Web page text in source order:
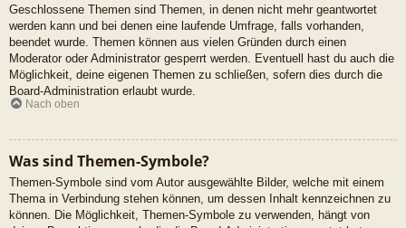
Geschlossene Themen sind Themen, in denen nicht mehr geantwortet
werden kann und bei denen eine laufende Umfrage, falls vorhanden,
beendet wurde. Themen können aus vielen Gründen durch einen
Moderator oder Administrator gesperrt werden. Eventuell hast du auch die
Möglichkeit, deine eigenen Themen zu schließen, sofern dies durch die
Board-Administration erlaubt wurde.
Nach oben
Was sind Themen-Symbole?
Themen-Symbole sind vom Autor ausgewählte Bilder, welche mit einem
Thema in Verbindung stehen können, um dessen Inhalt kennzeichnen zu
können. Die Möglichkeit, Themen-Symbole zu verwenden, hängt von